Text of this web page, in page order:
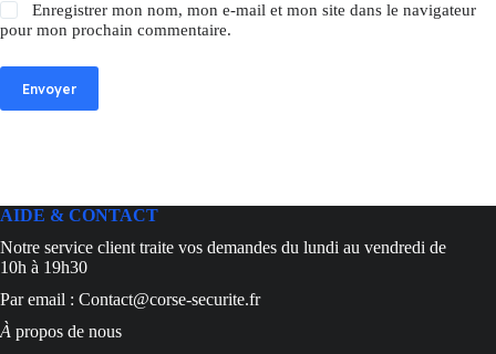
Enregistrer mon nom, mon e-mail et mon site dans le navigateur
pour mon prochain commentaire.
Envoyer
AIDE & CONTACT
Notre service client traite vos demandes du lundi au vendredi de
10h à 19h30
Par email : Contact@corse-securite.fr
À propos de nous